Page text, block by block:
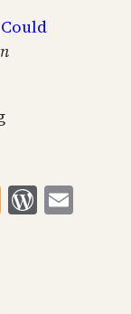
Blogger